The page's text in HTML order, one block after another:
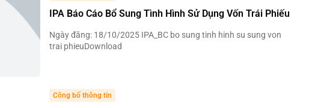
IPA Báo Cáo Bổ Sung Tình Hình Sử Dụng Vốn Trái Phiếu
Ngày đăng: 18/10/2025 IPA_BC bo sung tinh hinh su sung von
trai phieuDownload
Công bố thông tin